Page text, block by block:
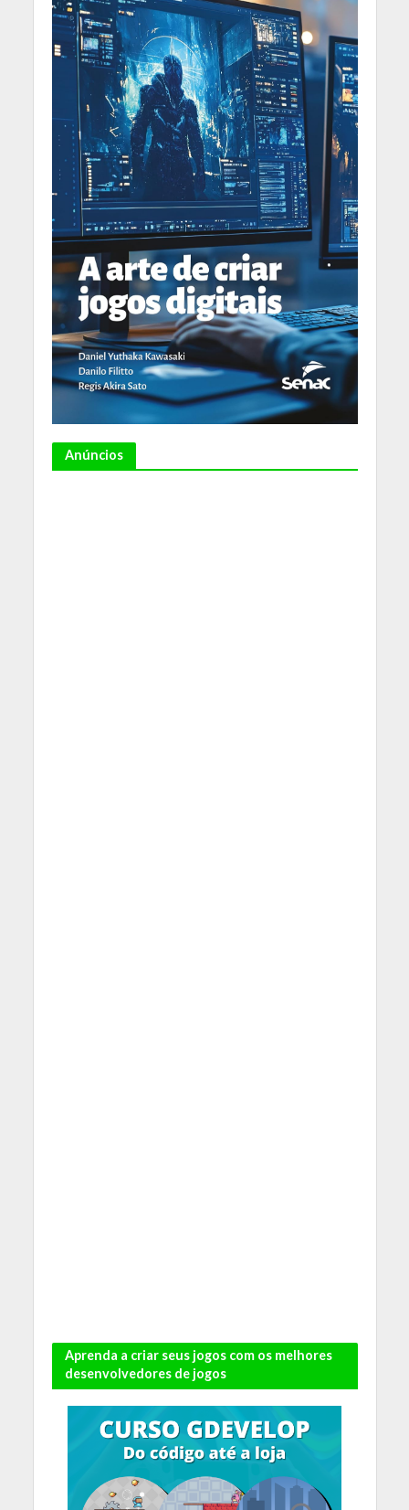
Anúncios
Aprenda a criar seus jogos com os melhores
desenvolvedores de jogos